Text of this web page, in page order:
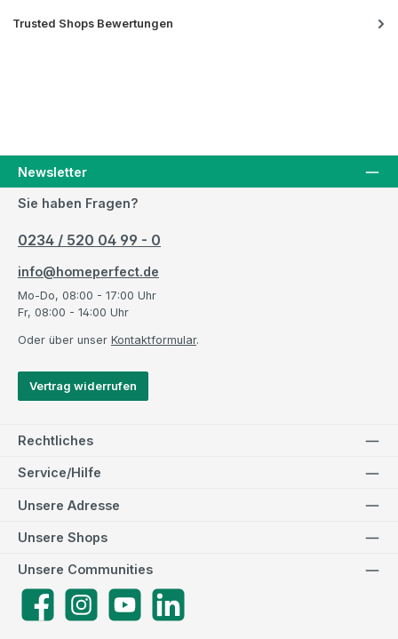
Trusted Shops Bewertungen
Newsletter
Sie haben Fragen?
0234 / 520 04 99 - 0
info@homeperfect.de
Mo-Do, 08:00 - 17:00 Uhr
Fr, 08:00 - 14:00 Uhr
Oder über unser Kontaktformular.
Vertrag widerrufen
Rechtliches
Service/Hilfe
Unsere Adresse
Unsere Communities
FacebookInstagramYouTube
Unsere Shops